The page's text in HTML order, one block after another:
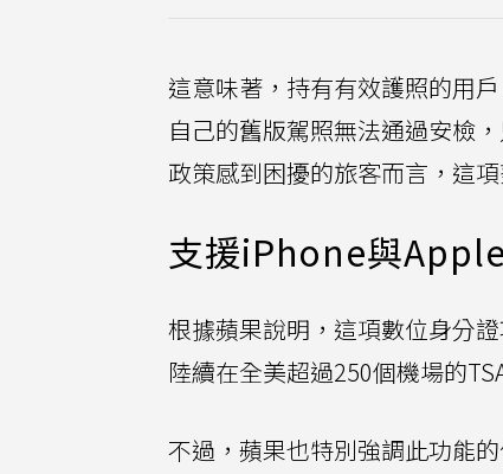
這意味著，持有有效護照的用
自己的舊版駕照無法通過安檢
政策感到困擾的旅客而言，這
支援iPhone與
根據蘋果說明，這項數位身分
陸續在全美超過250個機場的
不過，蘋果也特別強調此功能